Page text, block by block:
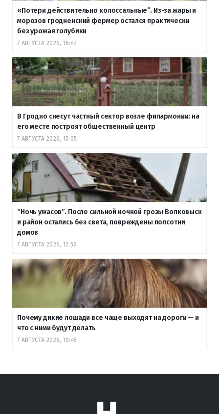
«Потери действительно колоссальные”. Из-за жары и
морозов гродненский фермер остался практически
без урожая голубики
7 АВГУСТА 2026, 16:47
В Гродно снесут частный сектор возле филармонии: на
его месте построят общественный центр
7 АВГУСТА 2026, 15:05
“Ночь ужасов”. После сильной ночной грозы Волковыск
и район остались без света, повреждены полсотни
домов
7 АВГУСТА 2026, 12:56
Почему дикие лошади все чаще выходят на дороги — и
что с ними будут делать
7 АВГУСТА 2026, 10:45